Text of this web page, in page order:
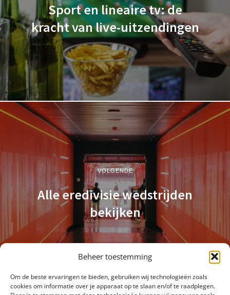
Beheer toestemming
Om de beste ervaringen te bieden, gebruiken wij technologieën zoals
cookies om informatie over je apparaat op te slaan en/of te raadplegen.
Sport en lineaire tv: de
kracht van live-uitzendingen
VOLGENDE
Alle eredivisie wedstrijden
bekijken